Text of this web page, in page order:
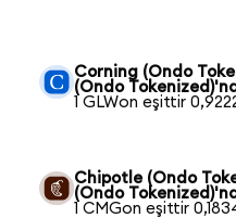
Corning (Ondo
(Ondo
1 GLWon eşittir
Chipotle (Ondo
(Ondo
1 CMGon eşittir